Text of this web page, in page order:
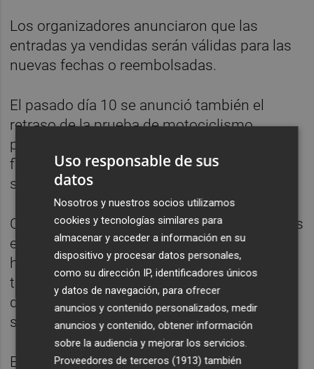
Los organizadores anunciaron que las
entradas ya vendidas serán válidas para las
nuevas fechas o reembolsadas.
El pasado día 10 se anunció también el
retraso de la prueba de motociclismo,
prevista para el 18 y 19 de abril, que
finalmente se disputará el 5 y 6 de
septiembre.
Considerada una de las más míticas pruebas
en el calendario de la resistencia, las 24
horas de Le Mans fueron creadas en 1923 y
tradicionalmente se disputan en esa ciudad
del centro de Francia en la vigésima cuarta
semana del año.
En sus dos últimas ediciones se impuso el
Uso responsable de sus
datos
Nosotros y nuestros socios utilizamos
cookies y tecnologías similares para
almacenar y acceder a información en su
dispositivo y procesar datos personales,
como su dirección IP, identificadores únicos
y datos de navegación, para ofrecer
anuncios y contenido personalizados, medir
anuncios y contenido, obtener información
sobre la audiencia y mejorar los servicios.
Proveedores de terceros (1913) también